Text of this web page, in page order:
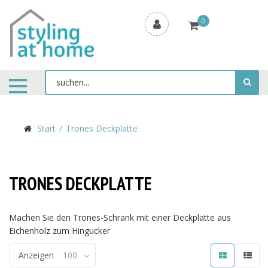
0
Start Trones Deckplatte
TRONES DECKPLATTE
Machen Sie den Trones-Schrank mit einer Deckplatte aus
Eichenholz zum Hingucker
Anzeigen 100